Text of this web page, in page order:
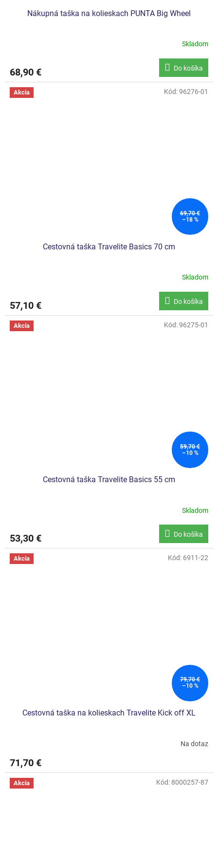
Nákupná taška na kolieskach PUNTA Big Wheel
Skladom
68,90 € Do košíka
Akcia
69,70 €
–18 %
Cestovná taška Travelite Basics 70 cm
Skladom
57,10 € Do košíka
Kód:96276-01
Akcia
59,70 €
–10 %
Cestovná taška Travelite Basics 55 cm
je
5,0
Skladom
53,30 € Do košíka
Kód:96275-01
Akcia
79,70 €
–10 %
Cestovná taška na kolieskach Travelite Kick off XL
produktu
je
4,5
z
Na dotaz
71,70 €
Kód: 6911-22
Akcia Kód: 8000257-87